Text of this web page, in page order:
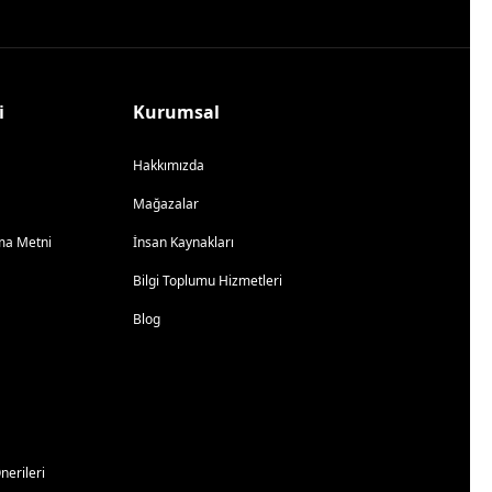
Metni
Kurumsal
Hakkımızda
Mağazalar
İnsan Kaynakları
Bilgi Toplumu Hizmetleri
Blog